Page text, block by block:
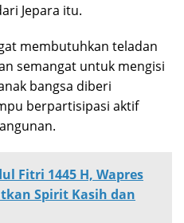
Jepara itu.
membutuhkan teladan
semangat untuk mengisi
bangsa diberi
berpartisipasi aktif
Fitri 1445 H, Wapres
Spirit Kasih dan